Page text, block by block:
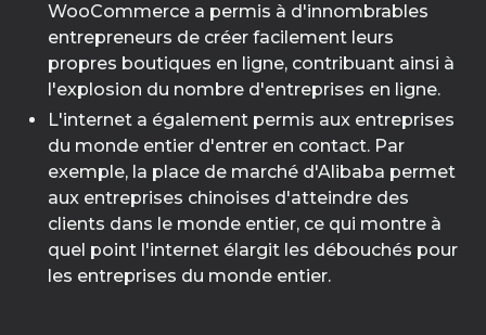
WooCommerce a permis à d'innombrables
entrepreneurs de créer facilement leurs
propres boutiques en ligne, contribuant ainsi à
l'explosion du nombre d'entreprises en ligne.
L'internet a également permis aux entreprises
du monde entier d'entrer en contact. Par
exemple, la place de marché d'Alibaba permet
aux entreprises chinoises d'atteindre des
clients dans le monde entier, ce qui montre à
quel point l'internet élargit les débouchés pour
les entreprises du monde entier.